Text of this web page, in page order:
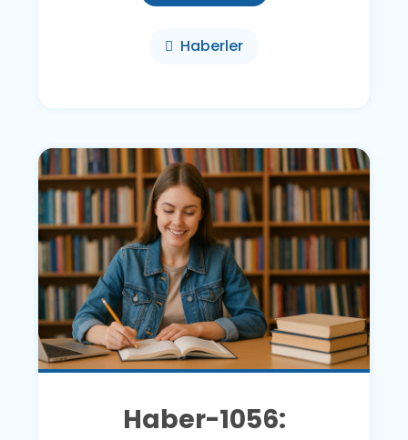
Haberler
Haber-1056: